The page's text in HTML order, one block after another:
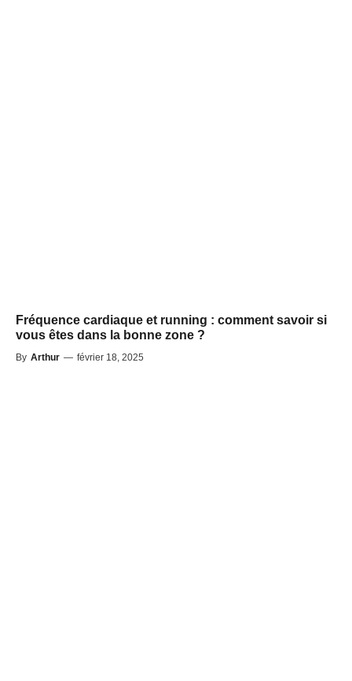
Fréquence cardiaque et running : comment savoir si
vous êtes dans la bonne zone ?
By Arthur — février 18, 2025